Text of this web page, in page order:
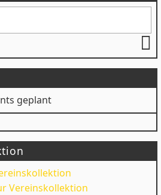
geplant
Vereinskollektion